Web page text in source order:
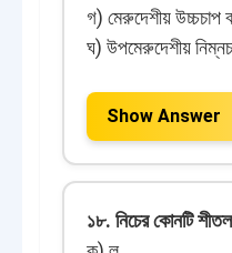
গ) মেরুদেশীয় উচ্চচাপ
ঘ) উপমেরুদেশীয়
Show Answer
১৮. নিচের কোনটি